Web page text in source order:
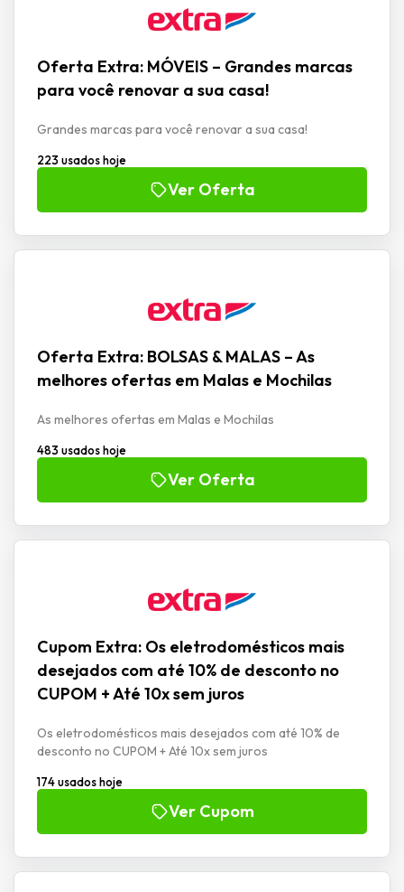
Oferta Extra: MÓVEIS – Grandes marcas
para você renovar a sua casa!
Grandes marcas para você renovar a sua casa!
223 usados hoje
Ver Oferta
Oferta Extra: BOLSAS & MALAS – As
melhores ofertas em Malas e Mochilas
As melhores ofertas em Malas e Mochilas
483 usados hoje
Ver Oferta
Cupom Extra: Os eletrodomésticos mais
desejados com até 10% de desconto no
CUPOM + Até 10x sem juros
Os eletrodomésticos mais desejados com até 10% de
desconto no CUPOM + Até 10x sem juros
174 usados hoje
Ver Cupom